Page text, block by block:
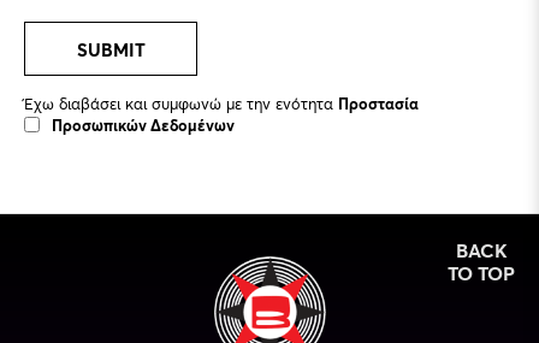
SUBMIT
Έχω διαβάσει και συμφωνώ με την ενότητα Προστασία
Προσωπικών Δεδομένων
BACK
TO TOP